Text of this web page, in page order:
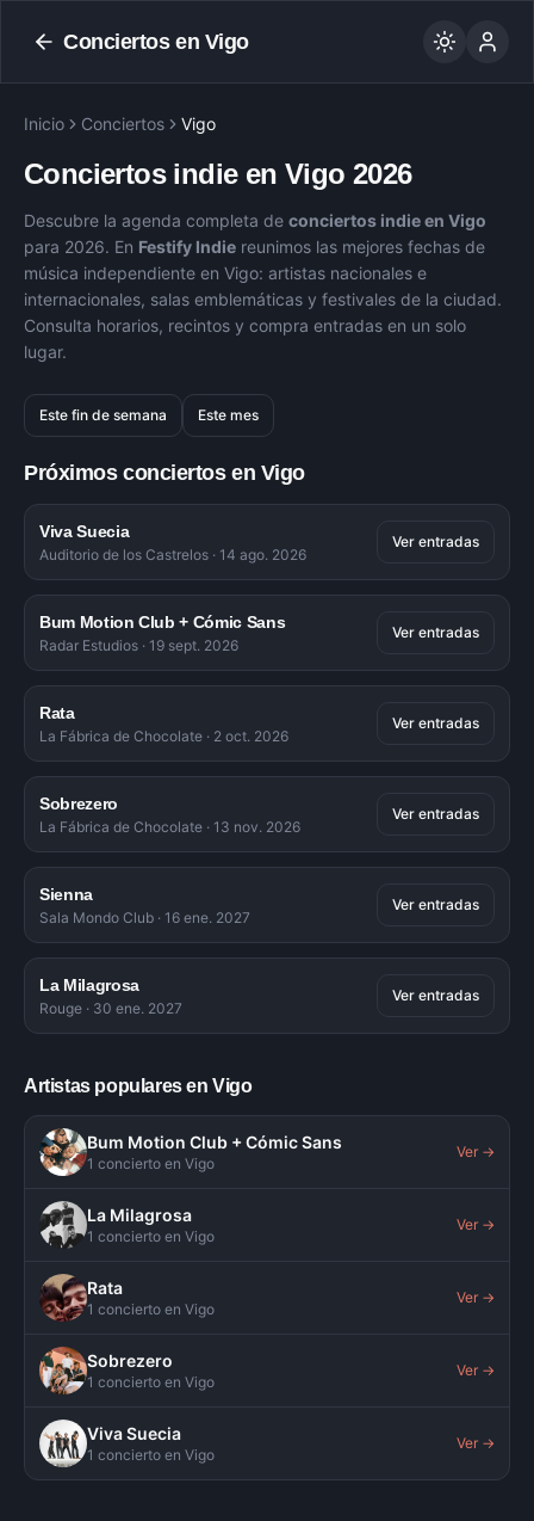
Conciertos en Vigo
Inicio Conciertos Vigo
Conciertos indie en Vigo 2026
Descubre la agenda completa de conciertos indie en Vigo
para 2026. En Festify Indie reunimos las mejores fechas de
música independiente en Vigo: artistas nacionales e
internacionales, salas emblemáticas y festivales de la ciudad.
Consulta horarios, recintos y compra entradas en un solo
lugar.
Este fin de semana Este mes
Próximos conciertos en Vigo
Viva Suecia
Auditorio de los Castrelos · 14 ago. 2026
Ver entradas
Bum Motion Club + Cómic Sans
Radar Estudios · 19 sept. 2026
Ver entradas
Rata
La Fábrica de Chocolate · 2 oct. 2026
Ver entradas
Sobrezero
La Fábrica de Chocolate · 13 nov. 2026
Ver entradas
Sienna
Sala Mondo Club · 16 ene. 2027
Ver entradas
La Milagrosa
Rouge · 30 ene. 2027
Ver entradas
Artistas populares enVigo
Bum Motion Club + Cómic Sans
1 concierto en Vigo
Ver →
La Milagrosa
1 concierto en Vigo
Ver →
Rata
1 concierto en Vigo
Ver →
Sobrezero
1 concierto en Vigo
Ver →
Viva Suecia
1 concierto en Vigo
Ver →